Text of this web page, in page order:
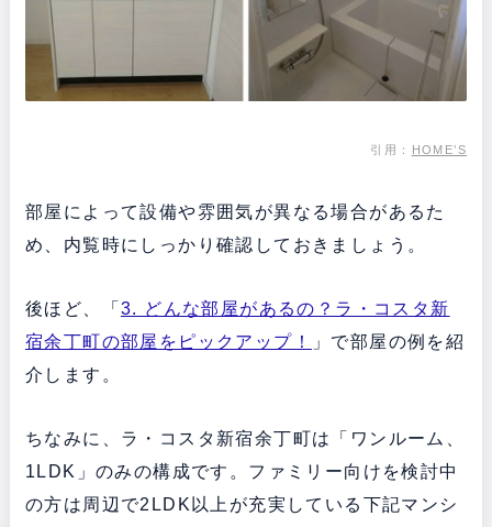
引用： HOME’S
部屋によって設備や雰囲気が異なる場合があるた
め、内覧時にしっかり確認しておきましょう。
後ほど、「 3. どんな部屋があるの？ラ・コスタ新
宿余丁町の部屋をピックアップ！
」で部屋の例を紹
介します。
ちなみに、ラ・コスタ新宿余丁町は「ワンルーム、
1LDK」のみの構成です。ファミリー向けを検討中
の方は周辺で2LDK以上が充実している下記マンシ